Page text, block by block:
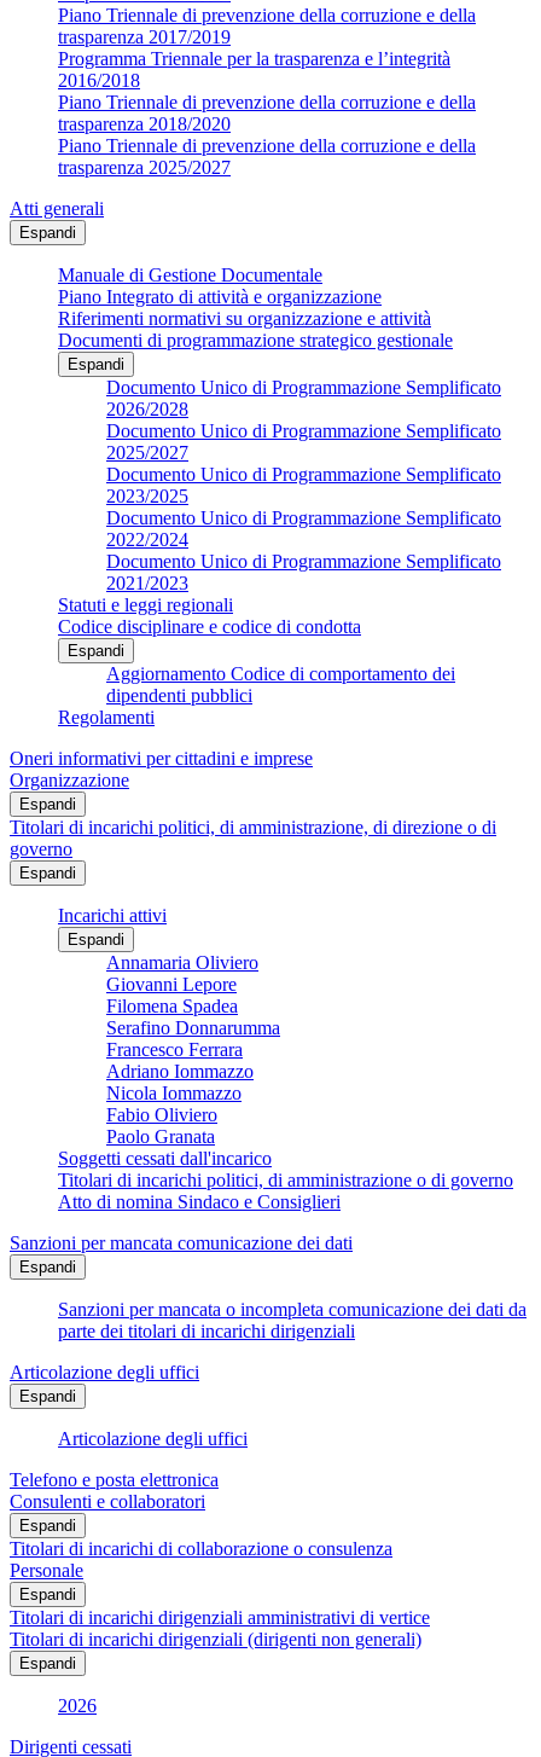
Piano Triennale di prevenzione della corruzione e della
trasparenza 2017/2019
Programma Triennale per la trasparenza e l’integrità
2016/2018
Piano Triennale di prevenzione della corruzione e della
trasparenza 2018/2020
Piano Triennale di prevenzione della corruzione e della
trasparenza 2025/2027
Atti generali
Espandi
Manuale di Gestione Documentale
Piano Integrato di attività e organizzazione
Riferimenti normativi su organizzazione e attività
Documenti di programmazione strategico gestionale
Espandi
Documento Unico di Programmazione Semplificato
2026/2028
Documento Unico di Programmazione Semplificato
2025/2027
Documento Unico di Programmazione Semplificato
2023/2025
Documento Unico di Programmazione Semplificato
2022/2024
Documento Unico di Programmazione Semplificato
2021/2023
Statuti e leggi regionali
Codice disciplinare e codice di condotta
Espandi
Aggiornamento Codice di comportamento dei
dipendenti pubblici
Regolamenti
Oneri informativi per cittadini e imprese
Organizzazione
Espandi
Titolari di incarichi politici, di amministrazione, di direzione o di
governo
Espandi
Incarichi attivi
Espandi
Annamaria Oliviero
Giovanni Lepore
Filomena Spadea
Serafino Donnarumma
Francesco Ferrara
Adriano Iommazzo
Nicola Iommazzo
Fabio Oliviero
Paolo Granata
Soggetti cessati dall'incarico
Titolari di incarichi politici, di amministrazione o di governo
Atto di nomina Sindaco e Consiglieri
Sanzioni per mancata comunicazione dei dati
Espandi
Sanzioni per mancata o incompleta comunicazione dei dati da
parte dei titolari di incarichi dirigenziali
Articolazione degli uffici
Espandi
Articolazione degli uffici
Telefono e posta elettronica
Consulenti e collaboratori
Espandi
Titolari di incarichi di collaborazione o consulenza
Personale
Espandi
Titolari di incarichi dirigenziali amministrativi di vertice
Titolari di incarichi dirigenziali (dirigenti non generali)
Espandi
2026
Dirigenti cessati